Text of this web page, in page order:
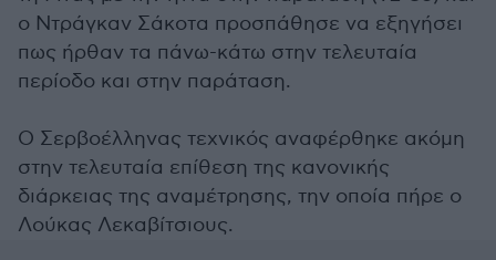
ο Ντράγκαν Σάκοτα προσπάθησε να εξηγήσει
πως ήρθαν τα πάνω-κάτω στην τελευταία
περίοδο και στην παράταση.
Ο Σερβοέλληνας τεχνικός αναφέρθηκε ακόμη
στην τελευταία επίθεση της κανονικής
διάρκειας της αναμέτρησης, την οποία πήρε ο
Λούκας Λεκαβίτσιους.